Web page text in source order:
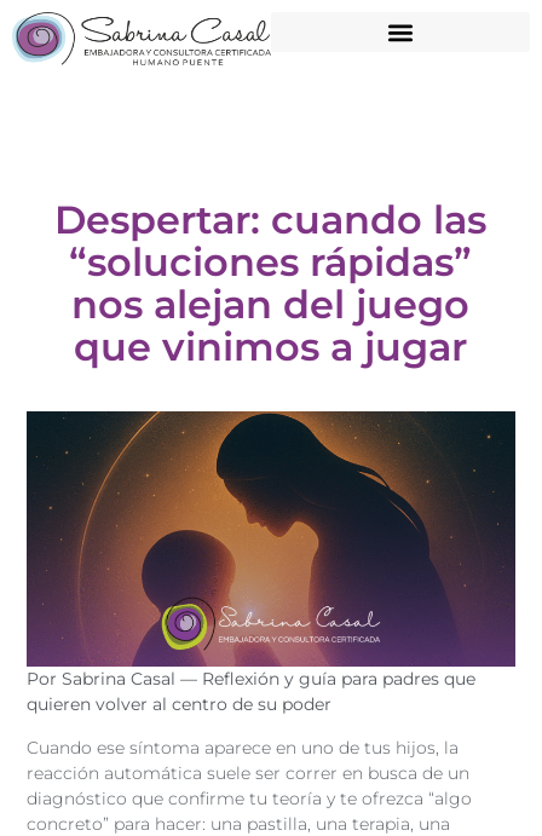
Despertar: cuando las
“soluciones rápidas”
nos alejan del juego
que vinimos a jugar
Por Sabrina Casal — Reflexión y guía para padres que
quieren volver al centro de su poder
Cuando ese síntoma aparece en uno de tus hijos, la
reacción automática suele ser correr en busca de un
diagnóstico que confirme tu teoría y te ofrezca “algo
concreto” para hacer: una pastilla, una terapia, una